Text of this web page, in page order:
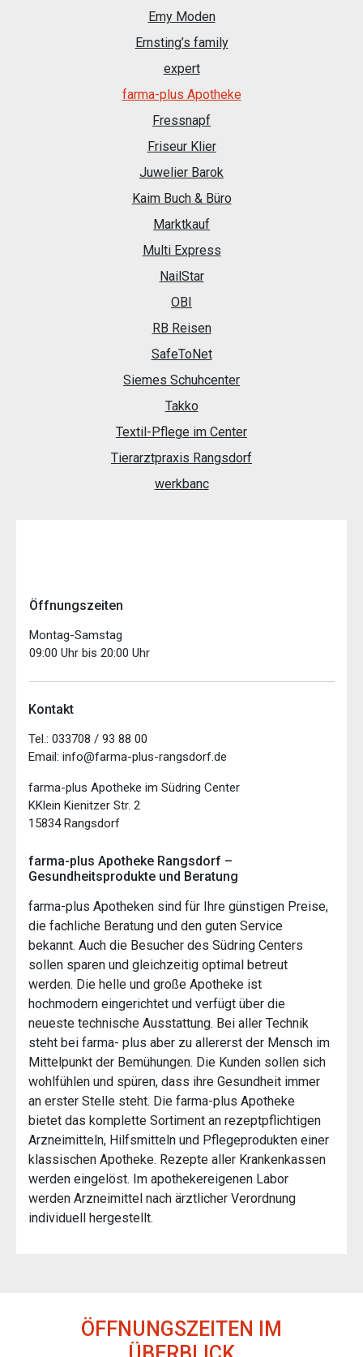
Öffnungszeiten
Montag-Samstag
09:00 Uhr bis 20:00 Uhr
Kontakt
Tel.: 033708 / 93 88 00
Email: info@farma-plus-rangsdorf.de
farma-plus Apotheke im Südring Center
KKlein Kienitzer Str. 2
15834 Rangsdorf
farma-plus Apotheke Rangsdorf –
Gesundheitsprodukte und Beratung
farma-plus Apotheken sind für Ihre günstigen Preise,
die fachliche Beratung und den guten Service
bekannt. Auch die Besucher des Südring Centers
sollen sparen und gleichzeitig optimal betreut
werden. Die helle und große Apotheke ist
hochmodern eingerichtet und verfügt über die
neueste technische Ausstattung. Bei aller Technik
steht bei farma- plus aber zu allererst der Mensch im
Mittelpunkt der Bemühungen. Die Kunden sollen sich
wohlfühlen und spüren, dass ihre Gesundheit immer
an erster Stelle steht. Die farma-plus Apotheke
bietet das komplette Sortiment an rezeptpflichtigen
Arzneimitteln, Hilfsmitteln und Pflegeprodukten einer
klassischen Apotheke. Rezepte aller Krankenkassen
werden eingelöst. Im apothekereigenen Labor
werden Arzneimittel nach ärztlicher Verordnung
individuell hergestellt.
Emy Moden
Ernsting’s family
expert
farma-plus Apotheke
Fressnapf
Friseur Klier
Juwelier Barok
Kaim Buch & Büro
Marktkauf
Multi Express
NailStar
OBI
RB Reisen
SafeToNet
Siemes Schuhcenter
Takko
Textil-Pflege im Center
Tierarztpraxis Rangsdorf
werkbanc
ÖFFNUNGSZEITEN IM